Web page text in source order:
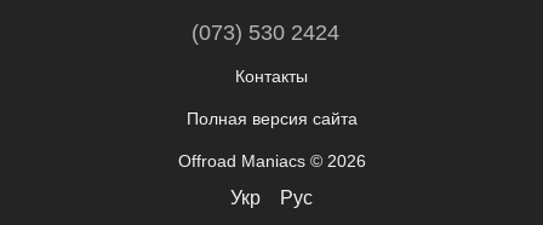
(073) 530 2424
Контакты
Полная версия сайта
Offroad Maniacs © 2026
Укр Рус